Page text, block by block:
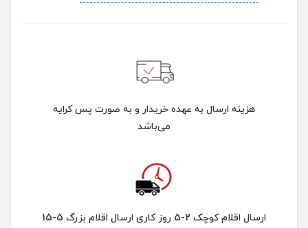
هزینه ارسال به عهده خریدار و به صورت پس کرایه
می‌باشد
ارسال اقلام کوچک 2-5 روز کاری ارسال اقلام بزرگ 5-15